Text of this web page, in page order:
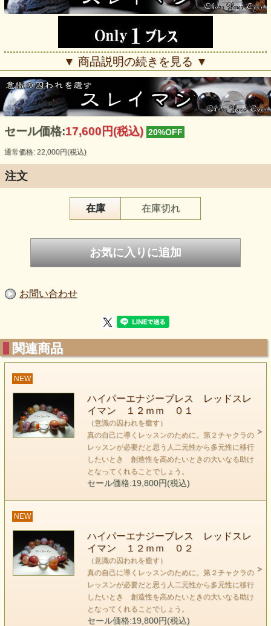
のスレイマンの白色が新入荷しました
今まで物は黒ベースに所々に模様や色が入っていました
今回の物はそれの白ベースの物になります
この白いスレイマンはどこか神聖な雰囲気をっています
是非この新しいホワイトスレイマンを身に着けてみては
いかがでしょうか
keyword
▼ 商品説明の続きを見る ▼
セール価格:17,600円(税込) 20%OFF
通常価格: 22,000円(税込)
注文
在庫 在庫切れ
お問い合わせ
関連商品
NEW
ハイパーエナジーブレス レッドスレ
イマン １２ｍｍ ０１
（意識の囚われを癒す）
真の自己に導くレッスンのために。第２チャクラの
レッスンが必要だと思う人二元性から多元性に移行
したいとき 創造性を高めたいときの大いなる助け
となってくれることでしょう。
セール価格:19,800円(税込)
NEW
ハイパーエナジーブレス レッドスレ
イマン １２ｍｍ ０２
（意識の囚われを癒す）
真の自己に導くレッスンのために。第２チャクラの
レッスンが必要だと思う人二元性から多元性に移行
したいとき 創造性を高めたいときの大いなる助け
となってくれることでしょう。
セール価格:19,800円(税込)